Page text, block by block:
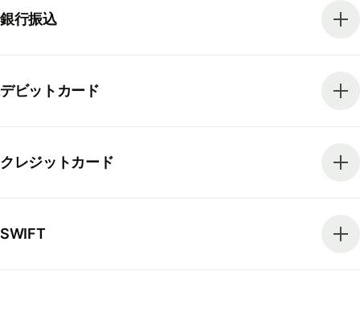
銀行振込
デビットカード
クレジットカード
SWIFT